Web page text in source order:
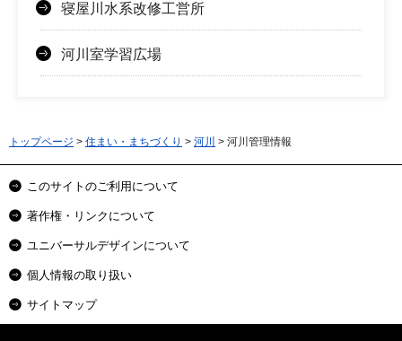
寝屋川水系改修工営所
河川室学習広場
トップページ > 住まい・まちづくり > 河川 > 河川管理情報
このサイトのご利用について
著作権・リンクについて
ユニバーサルデザインについて
個人情報の取り扱い
サイトマップ